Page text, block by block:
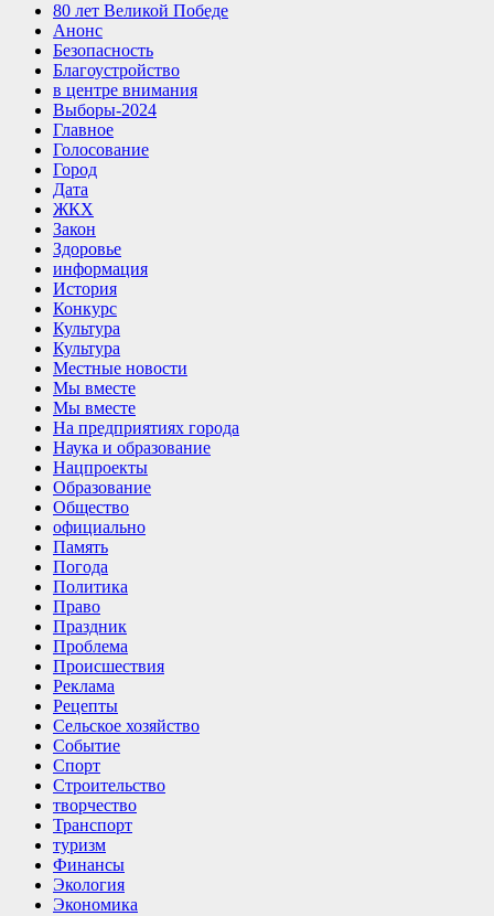
80 лет Великой Победе
Анонс
Безопасность
Благоустройство
в центре внимания
Выборы-2024
Главное
Голосование
Город
Дата
ЖКХ
Закон
Здоровье
информация
История
Конкурс
Культура
Культура
Местные новости
Мы вместе
Мы вместе
На предприятиях города
Наука и образование
Нацпроекты
Образование
Общество
официально
Память
Погода
Политика
Право
Праздник
Проблема
Происшествия
Реклама
Рецепты
Сельское хозяйство
Событие
Спорт
Строительство
творчество
Транспорт
туризм
Финансы
Экология
Экономика